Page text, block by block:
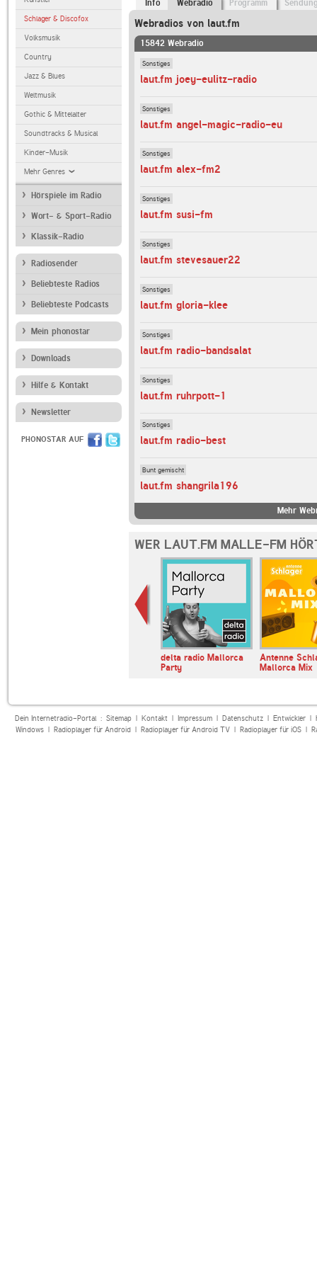
Schlager & Discofox
Volksmusik
Country
Jazz & Blues
Weltmusik
Gothic & Mittelalter
Soundtracks & Musical
Kinder-Musik
Mehr Genres
Hörspiele im Radio
Wort- & Sport-Radio
Klassik-Radio
Radiosender
Beliebteste Radios
Beliebteste Podcasts
Mein phonostar
Downloads
Hilfe & Kontakt
Newsletter
PHONOSTAR AUF
Info Webradio Programm
Webradios von laut.fm
15842 Webradio
Sonstiges
laut.fm joey-eulitz-radio
Sonstiges
laut.fm angel-magic-radio-eu
Sonstiges
laut.fm alex-fm2
Sonstiges
laut.fm susi-fm
Sonstiges
laut.fm stevesauer22
Sonstiges
laut.fm gloria-klee
Sonstiges
laut.fm radio-bandsalat
Sonstiges
laut.fm ruhrpott-1
Sonstiges
laut.fm radio-best
Bunt gemischt
laut.fm shangrila196
Mehr
WER LAUT.FM MALLE-FM
delta radio Mallorca
Party
Antenne
Mallorca Mix
Dein Internetradio-Portal : Sitemap| Kontakt| Impressum| Datenschutz| Entwickler|
Windows| Radioplayer für Android| Radioplayer für Android TV| Radioplayer für iOS|